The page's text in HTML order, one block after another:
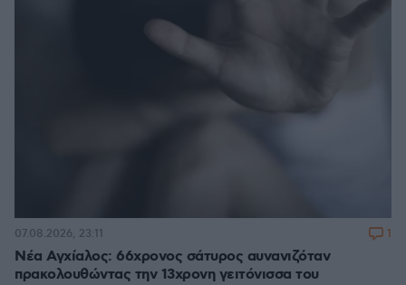
Νέα Αγχίαλος: 66χρονος σάτυρος αυνανιζόταν
πρακολουθώντας την 13χρονη γειτόνισσα του
07.08.2026, 23:11 1